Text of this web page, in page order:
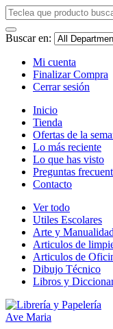
Buscar en:
Mi cuenta
Finalizar Compra
Cerrar sesión
Inicio
Tienda
Ofertas de la
Lo más reciente
Lo que has visto
Preguntas
Contacto
Ver todo
Utiles Escolares
Arte y
Articulos de
Articulos de
Dibujo Técnico
Libros y